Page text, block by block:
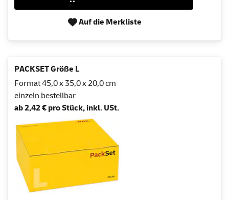
Auf die Merkliste
PACKSET Größe L
Format 45,0 x 35,0 x 20,0 cm
einzeln bestellbar
ab 2,42 € pro Stück, inkl. USt.